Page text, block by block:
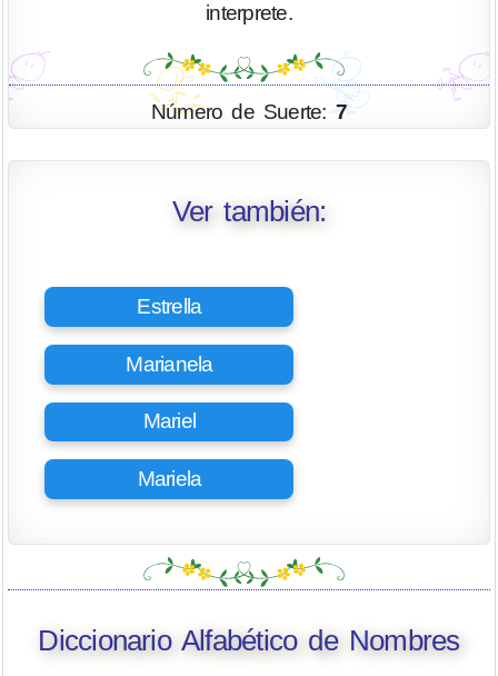
interprete.
Número de Suerte:7
Ver también:
Estrella
Marianela
Mariel
Mariela
Diccionario Alfabético de Nombres